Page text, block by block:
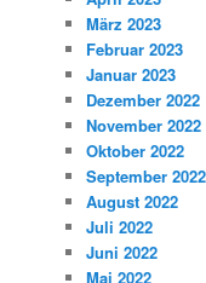
März 2023
Februar 2023
Januar 2023
Dezember 2022
November 2022
Oktober 2022
September 2022
August 2022
Juli 2022
Juni 2022
Mai 2022